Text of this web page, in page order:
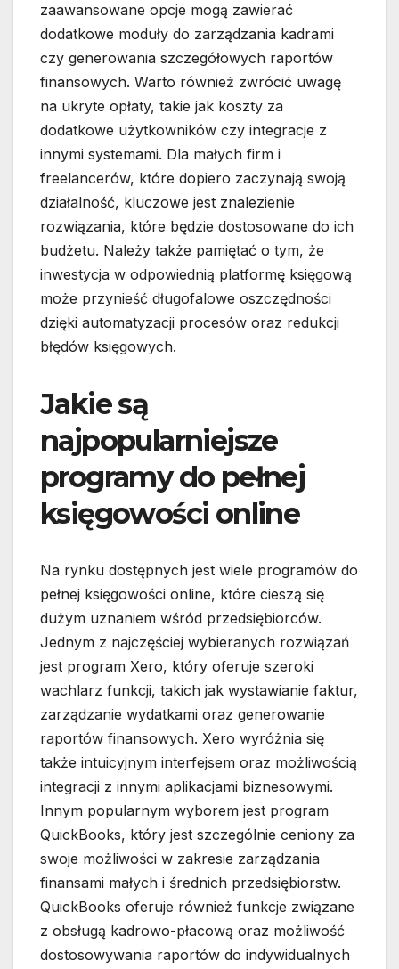
zaawansowane opcje mogą zawierać
dodatkowe moduły do zarządzania kadrami
czy generowania szczegółowych raportów
finansowych. Warto również zwrócić uwagę
na ukryte opłaty, takie jak koszty za
dodatkowe użytkowników czy integracje z
innymi systemami. Dla małych firm i
freelancerów, które dopiero zaczynają swoją
działalność, kluczowe jest znalezienie
rozwiązania, które będzie dostosowane do ich
budżetu. Należy także pamiętać o tym, że
inwestycja w odpowiednią platformę księgową
może przynieść długofalowe oszczędności
dzięki automatyzacji procesów oraz redukcji
błędów księgowych.
Jakie są
najpopularniejsze
programy do pełnej
księgowości online
Na rynku dostępnych jest wiele programów do
pełnej księgowości online, które cieszą się
dużym uznaniem wśród przedsiębiorców.
Jednym z najczęściej wybieranych rozwiązań
jest program Xero, który oferuje szeroki
wachlarz funkcji, takich jak wystawianie faktur,
zarządzanie wydatkami oraz generowanie
raportów finansowych. Xero wyróżnia się
także intuicyjnym interfejsem oraz możliwością
integracji z innymi aplikacjami biznesowymi.
Innym popularnym wyborem jest program
QuickBooks, który jest szczególnie ceniony za
swoje możliwości w zakresie zarządzania
finansami małych i średnich przedsiębiorstw.
QuickBooks oferuje również funkcje związane
z obsługą kadrowo-płacową oraz możliwość
dostosowywania raportów do indywidualnych